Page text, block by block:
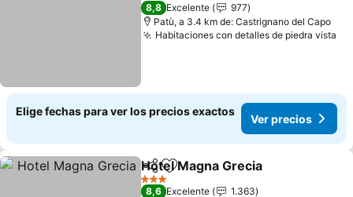
8,8 Excelente
977
Patù, a 3.4 km de: Castrignano del Capo
Habitaciones con detalles de piedra vista
Elige fechas para ver los precios exactos
Ver precios
CompartirAgregar a favoritos
Hotel Magna Grecia
3 Estrellas
8,6 Excelente
1.363